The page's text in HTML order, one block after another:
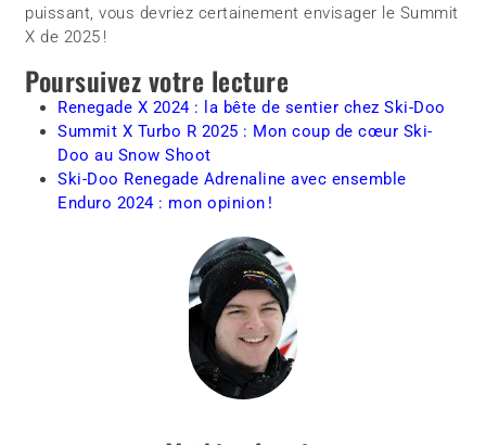
puissant, vous devriez certainement envisager le Summit
X de 2025 !
Poursuivez votre lecture
Renegade X 2024 : la bête de sentier chez Ski-Doo
Summit X Turbo R 2025 : Mon coup de cœur Ski-
Doo au Snow Shoot
Ski-Doo Renegade Adrenaline avec ensemble
Enduro 2024 : mon opinion !